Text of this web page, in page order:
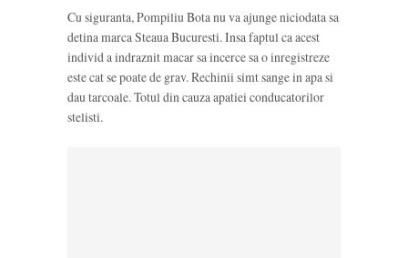
Cu siguranta, Pompiliu Bota nu va ajunge niciodata sa
detina marca Steaua Bucuresti. Insa faptul ca acest
individ a indraznit macar sa incerce sa o inregistreze
este cat se poate de grav. Rechinii simt sange in apa si
dau tarcoale. Totul din cauza apatiei conducatorilor
stelisti.